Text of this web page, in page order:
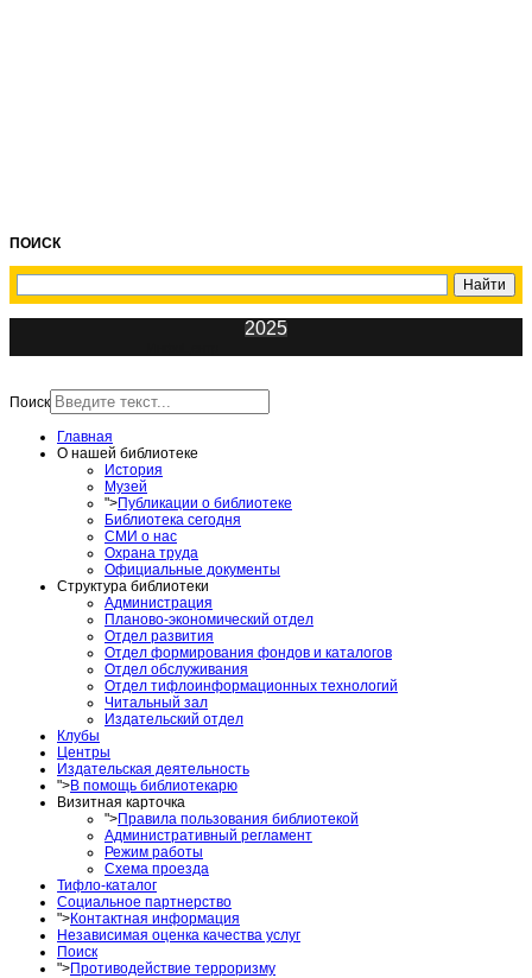
ПОИСК
2025
Поиск
Главная
О нашей библиотеке
История
Музей
">Публикации о библиотеке
Библиотека сегодня
СМИ о нас
Охрана труда
Официальные документы
Структура библиотеки
Администрация
Планово-экономический отдел
Отдел развития
Отдел формирования фондов и каталогов
Отдел обслуживания
Отдел тифлоинформационных технологий
Читальный зал
Издательский отдел
Клубы
Центры
Издательская деятельность
">В помощь библиотекарю
Визитная карточка
">Правила пользования библиотекой
Административный регламент
Режим работы
Схема проезда
Тифло-каталог
Социальное партнерство
">Контактная информация
Независимая оценка качества услуг
Поиск
">Противодействие терроризму